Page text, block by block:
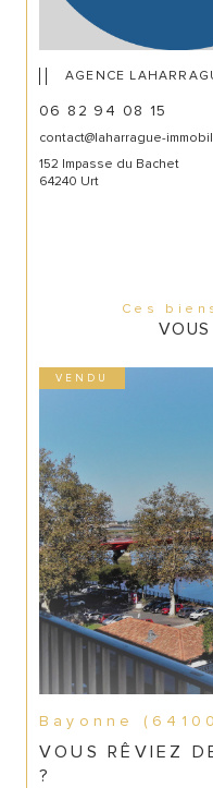
AGENCE
06 82 94 08 15
contact@laharrague-
152 Impasse du Bachet
64240 Urt
Ces
VENDU
Bayonne
VOUS RÊVIEZ
?